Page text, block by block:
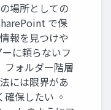
場所としての
で保
報を見つけや
に頼らないフ
ォルダー階層
には限界があ
確保したい ◦